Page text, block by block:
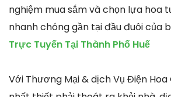
nghiệm mua sắm và chọn lựa hoa
nhanh chóng gần tại đầu đuôi của
Trực Tuyến Tại Thành Phố Huế
Với Thương Mại & dịch Vụ Điện